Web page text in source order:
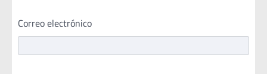
Correo electrónico